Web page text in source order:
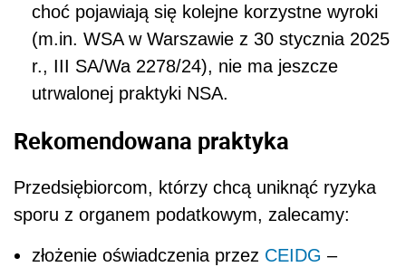
choć pojawiają się kolejne korzystne wyroki
(m.in. WSA w Warszawie z 30 stycznia 2025
r., III SA/Wa 2278/24), nie ma jeszcze
utrwalonej praktyki NSA.
Rekomendowana praktyka
Przedsiębiorcom, którzy chcą uniknąć ryzyka
sporu z organem podatkowym, zalecamy:
złożenie oświadczenia przez CEIDG –